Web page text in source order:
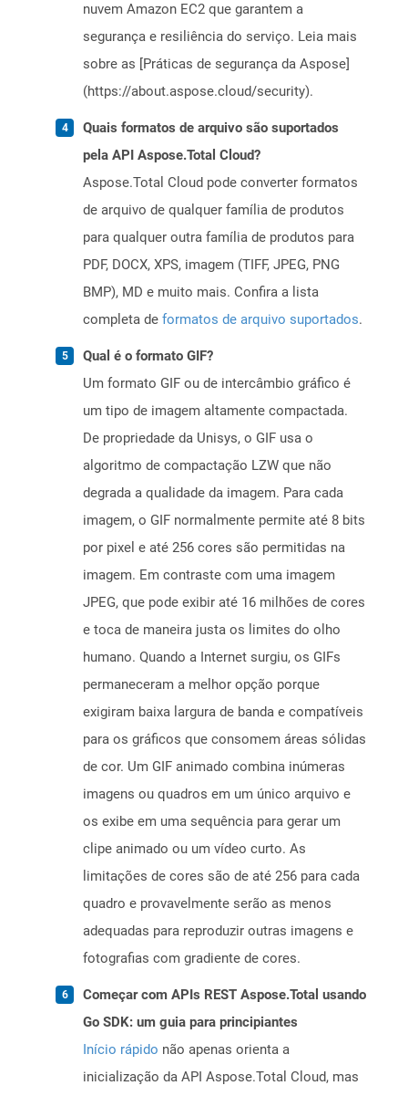
nuvem Amazon EC2 que garantem a
segurança e resiliência do serviço. Leia mais
sobre as [Práticas de segurança da Aspose]
(https://about.aspose.cloud/security).
Quais formatos de arquivo são suportados
pela API Aspose.Total Cloud?
Aspose.Total Cloud pode converter formatos
de arquivo de qualquer família de produtos
para qualquer outra família de produtos para
PDF, DOCX, XPS, imagem (TIFF, JPEG, PNG
BMP), MD e muito mais. Confira a lista
completa de formatos de arquivo suportados.
Qual é o formato GIF?
Um formato GIF ou de intercâmbio gráfico é
um tipo de imagem altamente compactada.
De propriedade da Unisys, o GIF usa o
algoritmo de compactação LZW que não
degrada a qualidade da imagem. Para cada
imagem, o GIF normalmente permite até 8 bits
por pixel e até 256 cores são permitidas na
imagem. Em contraste com uma imagem
JPEG, que pode exibir até 16 milhões de cores
e toca de maneira justa os limites do olho
humano. Quando a Internet surgiu, os GIFs
permaneceram a melhor opção porque
exigiram baixa largura de banda e compatíveis
para os gráficos que consomem áreas sólidas
de cor. Um GIF animado combina inúmeras
imagens ou quadros em um único arquivo e
os exibe em uma sequência para gerar um
clipe animado ou um vídeo curto. As
limitações de cores são de até 256 para cada
quadro e provavelmente serão as menos
adequadas para reproduzir outras imagens e
fotografias com gradiente de cores.
Começar com APIs REST Aspose.Total usando
Go SDK: um guia para principiantes
Início rápido não apenas orienta a
inicialização da API Aspose.Total Cloud, mas